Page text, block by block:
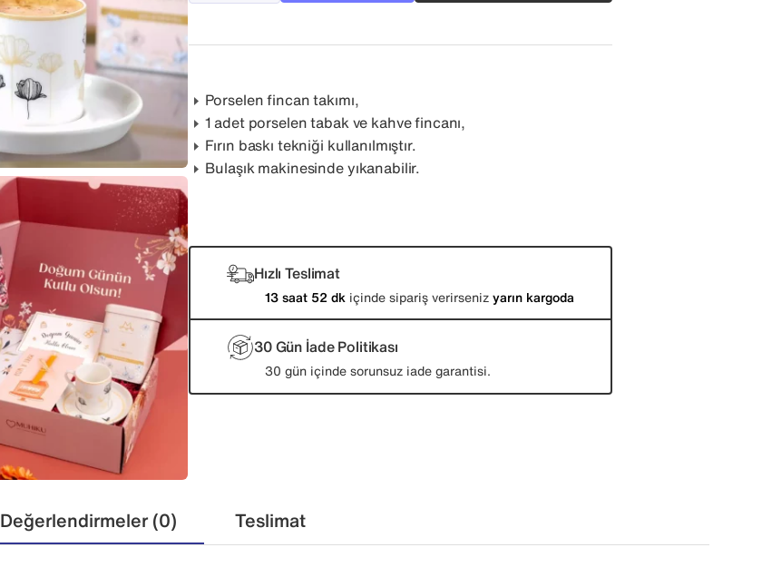
Porselen fincan takımı,
1 adet porselen tabak ve kahve fincanı,
Fırın baskı tekniği kullanılmıştır.
Bulaşık makinesinde yıkanabilir.
Hızlı Teslimat
13 saat 52 dk içinde sipariş verirsenizyarın kargoda
30 Gün İade Politikası
30 gün içinde sorunsuz iade garantisi.
Değerlendirmeler (0) Teslimat